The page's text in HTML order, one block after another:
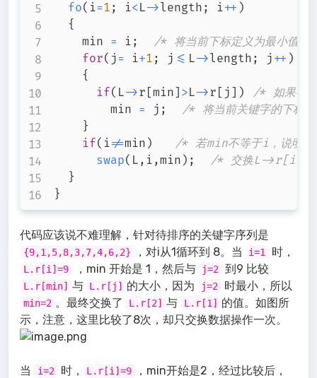
fo( i=1 ; i<L->length ; i++ )
{
		min
= i ;
/* 将当前下标定义为最小值
for( j= i+1 ; j <= L->length ; j ++ )
{
if( L->r [min ] >L->r [ j ] )
/* 如果有
				min
= j ;
/* 将当前关键字的下标
}
if( i!=min )
/* 若min不等于i，说明
swap( L , i ,min ) ;
/* 交换L->r[i]
}
}
代码应该说不难理解，针对待排序的关键字序列是
{9,1,5,8,3,7,4,6,2} ，对i从1循环到 8。当 i=1 时，
L.r[i]=9 ，min 开始是 1，然后与 j=2 到9 比较
L.r[min] 与 L.r[j] 的大小，因为 j=2 时最小，所以
min=2 。最终交换了 L.r[2] 与 L.r[1]
的值。如图所
示，注意，这里比较了8次，却只交换数据操作一次。
当 i=2 时， L.r[i]=9 ，min开始是2，经过比较后，